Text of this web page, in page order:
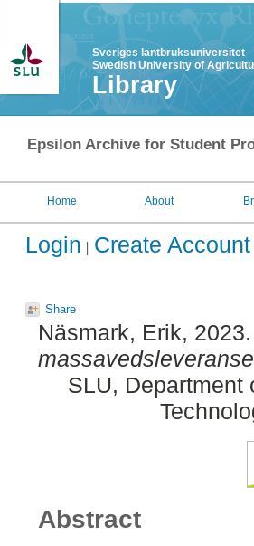
Sveriges lantbruksuniversitet
Swedish University of
Library
Epsilon Archive for Student
Home About
Login Create Account
Share
Näsmark, Erik,
SLU, Department
Abstract